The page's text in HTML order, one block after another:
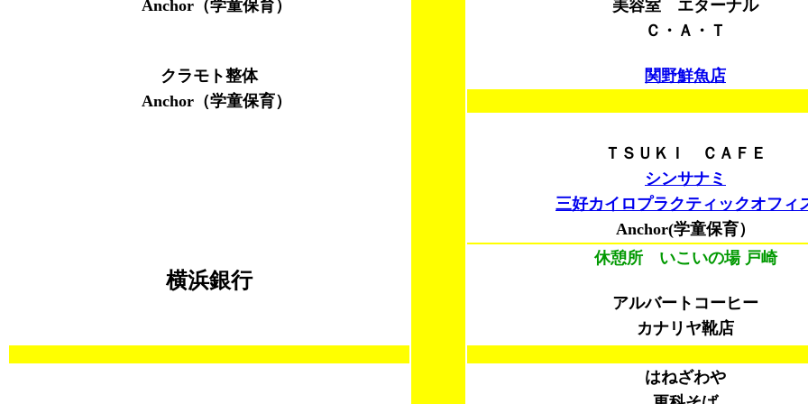
Anchor（学童保育）
美容室 エターナル
Ｃ・Ａ・Ｔ
クラモト整体
関野鮮魚店
Anchor（学童保育）
ＴＳＵＫＩ ＣＡＦＥ
シンサナミ
三好カイロプラクティックオフィ
横浜銀行
Anchor(学童保育）
休憩所 いこいの場 戸崎
アルバートコーヒー
カナリヤ靴店
はねざわや